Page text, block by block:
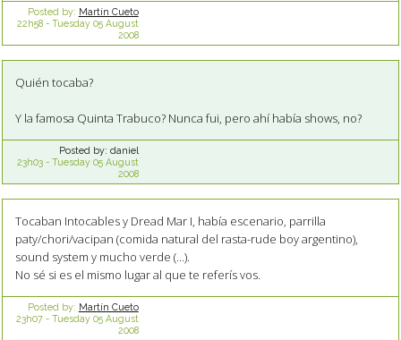
Posted by: Martín Cueto
22h58- Tuesday 05 August
2008
Quién tocaba?
Y la famosa Quinta Trabuco? Nunca fui, pero ahí había shows, no?
Posted by: daniel
23h03- Tuesday 05 August
2008
Tocaban Intocables y Dread Mar I, había escenario, parrilla
paty/chori/vacipan (comida natural del rasta-rude boy argentino),
sound system y mucho verde (...).
No sé si es el mismo lugar al que te referís vos.
Posted by: Martín Cueto
23h07- Tuesday 05 August
2008